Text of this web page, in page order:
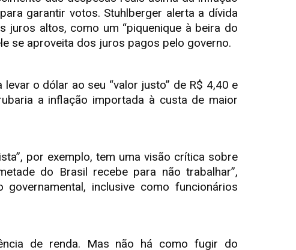
garantir votos. Stuhlberger alerta a dívida
altos, como um “piquenique à beira do
se aproveita dos juros pagos pelo governo.
o dólar ao seu “valor justo” de R$ 4,40 e
a inflação importada à custa de maior
por exemplo, tem uma visão crítica sobre
do Brasil recebe para não trabalhar”,
inclusive como funcionários
de renda. Mas não há como fugir do